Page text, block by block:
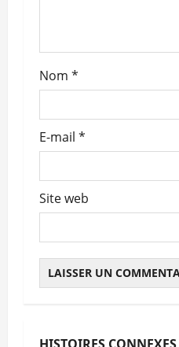
c
l
e
Nom *
E-mail *
Site web